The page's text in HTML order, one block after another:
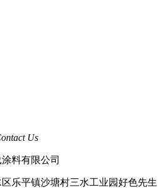
Us
料有限公司
乐平镇沙塘村三水工业园好色先生